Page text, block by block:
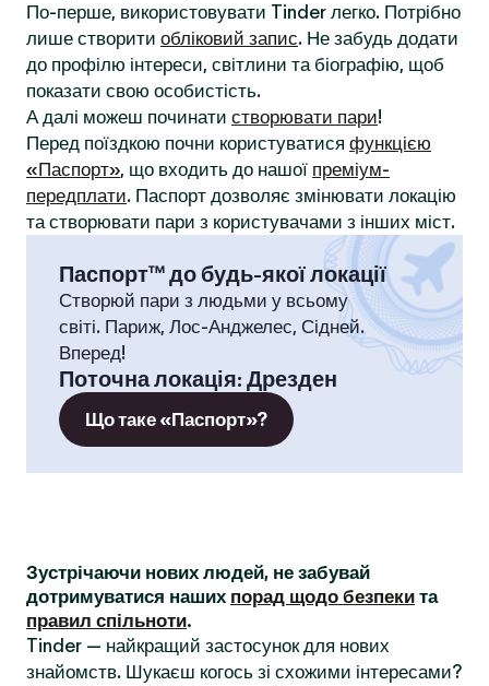
По-перше, використовувати Tinder легко. Потрібно
лише створити обліковий запис. Не забудь додати
до профілю інтереси, світлини та біографію, щоб
показати свою особистість.
А далі можеш починати створювати пари!
Перед поїздкою почни користуватися функцією
«Паспорт», що входить до нашої преміум-
передплати. Паспорт дозволяє змінювати локацію
та створювати пари з користувачами з інших міст.
Паспорт™ до будь-якої локації
Створюй пари з людьми у всьому
світі. Париж, Лос-Анджелес, Сідней.
Вперед!
Поточна локація: Дрезден
Що таке «Паспорт»?
Зустрічаючи нових людей, не забувай
дотримуватися наших порад щодо безпеки та
правил спільноти.
Tinder — найкращий застосунок для нових
знайомств. Шукаєш когось зі схожими інтересами?